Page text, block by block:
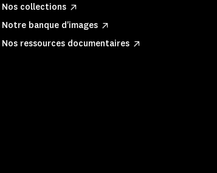
Nos collections
Notre banque d'images
Nos ressources documentaires